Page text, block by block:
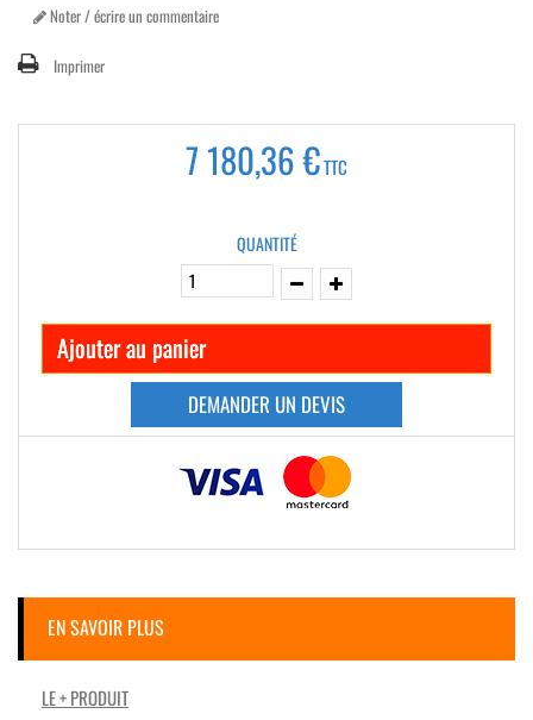
Noter / écrire un commentaire
Imprimer
7 180,36 €TTC
QUANTITÉ
Ajouter au panier
DEMANDER UN DEVIS
EN SAVOIR PLUS
LE + PRODUIT